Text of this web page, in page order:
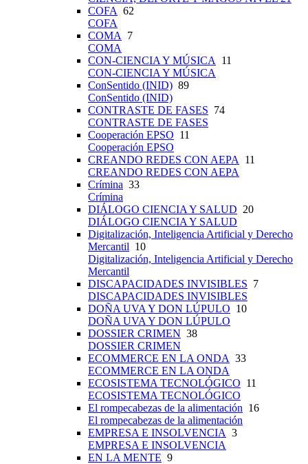
COFA 62
COFA
COMA
7
COMA
CON-CIENCIA Y MÚSICA
11
CON-CIENCIA Y MÚSICA
ConSentido (INID) 89
ConSentido (INID)
CONTRASTE DE FASES 74
CONTRASTE DE FASES
Cooperación EPSO 11
Cooperación EPSO
CREANDO REDES CON AEPA
11
CREANDO REDES CON AEPA
Crímina 33
Crímina
DIÁLOGO CIENCIA Y SALUD 20
DIÁLOGO CIENCIA Y SALUD
Digitalización, Inteligencia Artificial y Derecho
Mercantil 10
Digitalización, Inteligencia Artificial y Derecho
Mercantil
DISCAPACIDADES INVISIBLES 7
DISCAPACIDADES INVISIBLES
DOÑA UVA Y DON LÚPULO 10
DOÑA UVA Y DON LÚPULO
DOSSIER CRIMEN 38
DOSSIER CRIMEN
ECOMMERCE EN LA ONDA 33
ECOMMERCE EN LA ONDA
ECOSISTEMA TECNOLÓGICO 11
ECOSISTEMA TECNOLÓGICO
El rompecabezas de la alimentación 16
El rompecabezas de la alimentación
EMPRESA E INSOLVENCIA 3
EMPRESA E INSOLVENCIA
EN LA MENTE 9